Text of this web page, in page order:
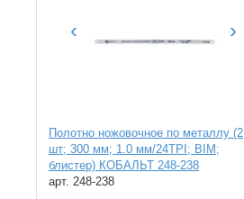
‹ ›
Полотно ножовочное по металлу (2
шт; 300 мм; 1.0 мм/24TPI; BIM;
блистер) КОБАЛЬТ 248-238
арт. 248-238